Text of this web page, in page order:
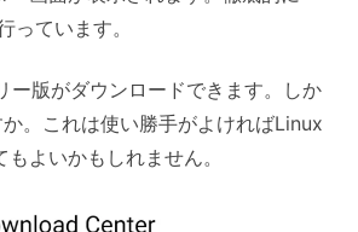
っています。
ー版がダウンロードできます。しか
か。これは使い勝手がよければLinux
よいかもしれません。